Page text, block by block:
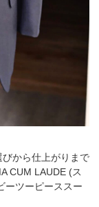
から仕上がりまで
CUM LAUDE (ス
ーツーピーススー